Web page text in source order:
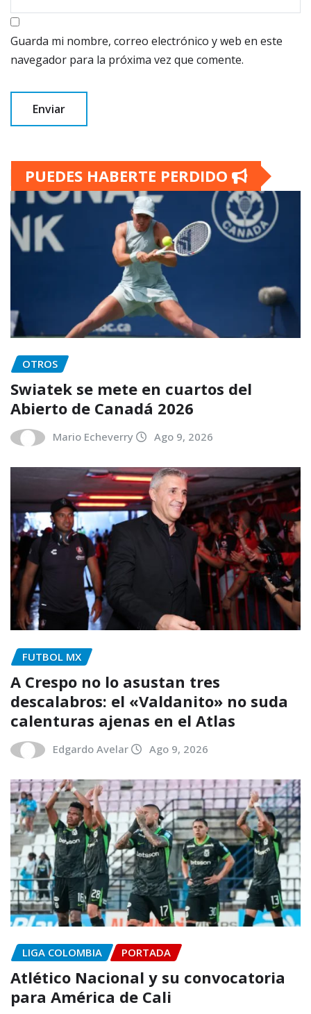
Guarda mi nombre, correo electrónico y web en este
navegador para la próxima vez que comente.
PUEDES HABERTE PERDIDO
OTROS
Swiatek se mete en cuartos del
Abierto de Canadá 2026
Mario Echeverry Ago 9, 2026
FUTBOL MX
A Crespo no lo asustan tres
descalabros: el «Valdanito» no suda
calenturas ajenas en el Atlas
Edgardo Avelar Ago 9, 2026
LIGA COLOMBIA PORTADA
Atlético Nacional y su convocatoria
para América de Cali